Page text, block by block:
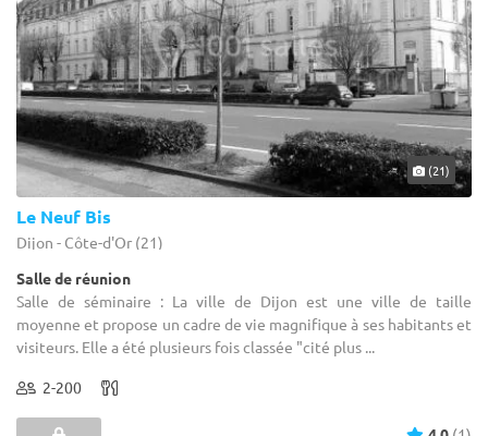
(21)
Le Neuf Bis
Dijon - Côte-d'Or (21)
Salle de réunion
Salle de séminaire : La ville de Dijon est une ville de taille
moyenne et propose un cadre de vie magnifique à ses habitants et
visiteurs. Elle a été plusieurs fois classée "cité plus ...
2-200